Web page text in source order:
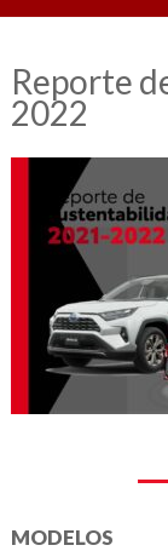
Reporte
2022
MODELOS